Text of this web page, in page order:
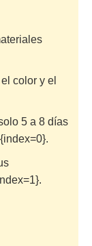
color y el
5 a 8 días